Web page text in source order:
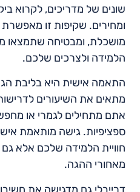
שונים של מדריכים, לקרוא
ומחירים. שקיפות זו
מושכלת, ומבטיחה שתמצאו
הלמידה ולצרכים שלכם.
התאמה אישית היא בליבת
מתאים את השיעורים
אתם מתחילים לגמרי או
ספציפיות. גישה מותאמת
חוויית הלמידה שלכם אלא
מאחורי ההגה.